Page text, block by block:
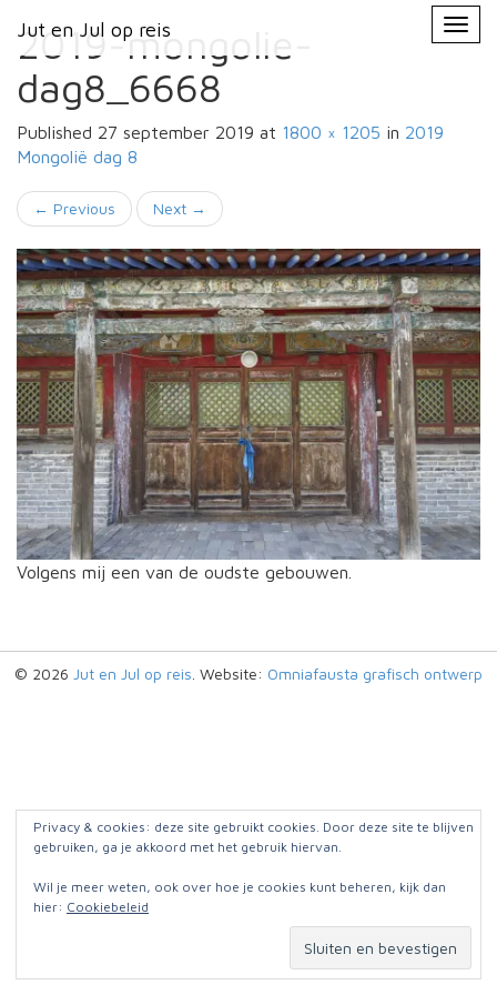
Jut en Jul op reis
Primary
Menu
Jut en Jul op reis
2019-mongolie-
dag8_6668
Published 27 september 2019 at 1800 × 1205 in 2019
Mongolië dag 8
← Previous Next →
Volgens mij een van de oudste gebouwen.
© 2026 Jut en Jul op reis . Website: Omniafausta grafisch ontwerp
Privacy & cookies: deze site gebruikt cookies. Door deze site te blijven
gebruiken, ga je akkoord met het gebruik hiervan.
Wil je meer weten, ook over hoe je cookies kunt beheren, kijk dan
hier: Cookiebeleid